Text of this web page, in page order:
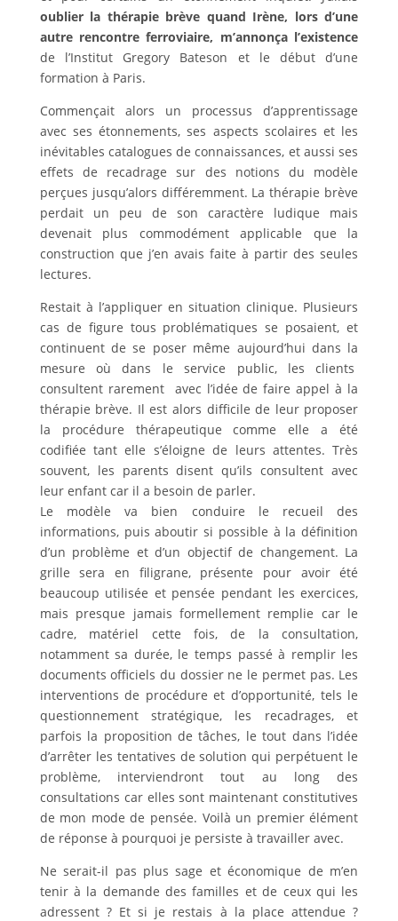
oublier la thérapie brève quand Irène, lors d’une
autre rencontre ferroviaire, m’annonça l’existence
de l’Institut Gregory Bateson et le début d’une
formation à Paris.
Commençait alors un processus d’apprentissage
avec ses étonnements, ses aspects scolaires et les
inévitables catalogues de connaissances, et aussi ses
effets de recadrage sur des notions du modèle
perçues jusqu’alors différemment. La thérapie brève
perdait un peu de son caractère ludique mais
devenait plus commodément applicable que la
construction que j’en avais faite à partir des seules
lectures.
Restait à l’appliquer en situation clinique. Plusieurs
cas de figure tous problématiques se posaient, et
continuent de se poser même aujourd’hui dans la
mesure où dans le service public, les clients
consultent rarement avec l’idée de faire appel à la
thérapie brève. Il est alors difficile de leur proposer
la procédure thérapeutique comme elle a été
codifiée tant elle s’éloigne de leurs attentes. Très
souvent, les parents disent qu’ils consultent avec
leur enfant car il a besoin de parler.
Le modèle va bien conduire le recueil des
informations, puis aboutir si possible à la définition
d’un problème et d’un objectif de changement. La
grille sera en filigrane, présente pour avoir été
beaucoup utilisée et pensée pendant les exercices,
mais presque jamais formellement remplie car le
cadre, matériel cette fois, de la consultation,
notamment sa durée, le temps passé à remplir les
documents officiels du dossier ne le permet pas. Les
interventions de procédure et d’opportunité, tels le
questionnement stratégique, les recadrages, et
parfois la proposition de tâches, le tout dans l’idée
d’arrêter les tentatives de solution qui perpétuent le
problème, interviendront tout au long des
consultations car elles sont maintenant constitutives
de mon mode de pensée. Voilà un premier élément
de réponse à pourquoi je persiste à travailler avec.
Ne serait-il pas plus sage et économique de m’en
tenir à la demande des familles et de ceux qui les
adressent ? Et si je restais à la place attendue ?